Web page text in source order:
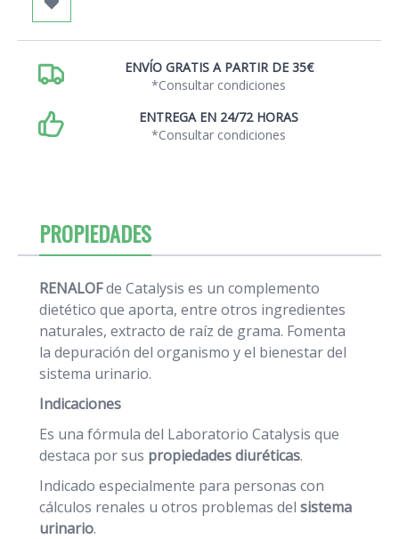
ENVÍO GRATIS A PARTIR DE 35€
*Consultar condiciones
ENTREGA EN 24/72 HORAS
*Consultar condiciones
PROPIEDADES
RENALOFde Catalysis es un complemento
dietético que aporta, entre otros ingredientes
naturales, extracto de raíz de grama. Fomenta
la depuración del organismo y el bienestar del
sistema urinario.
Indicaciones
Es una fórmula del Laboratorio Catalysis que
destaca por sus propiedades diuréticas.
Indicado especialmente para personas con
cálculos renales u otros problemas del sistema
urinario.